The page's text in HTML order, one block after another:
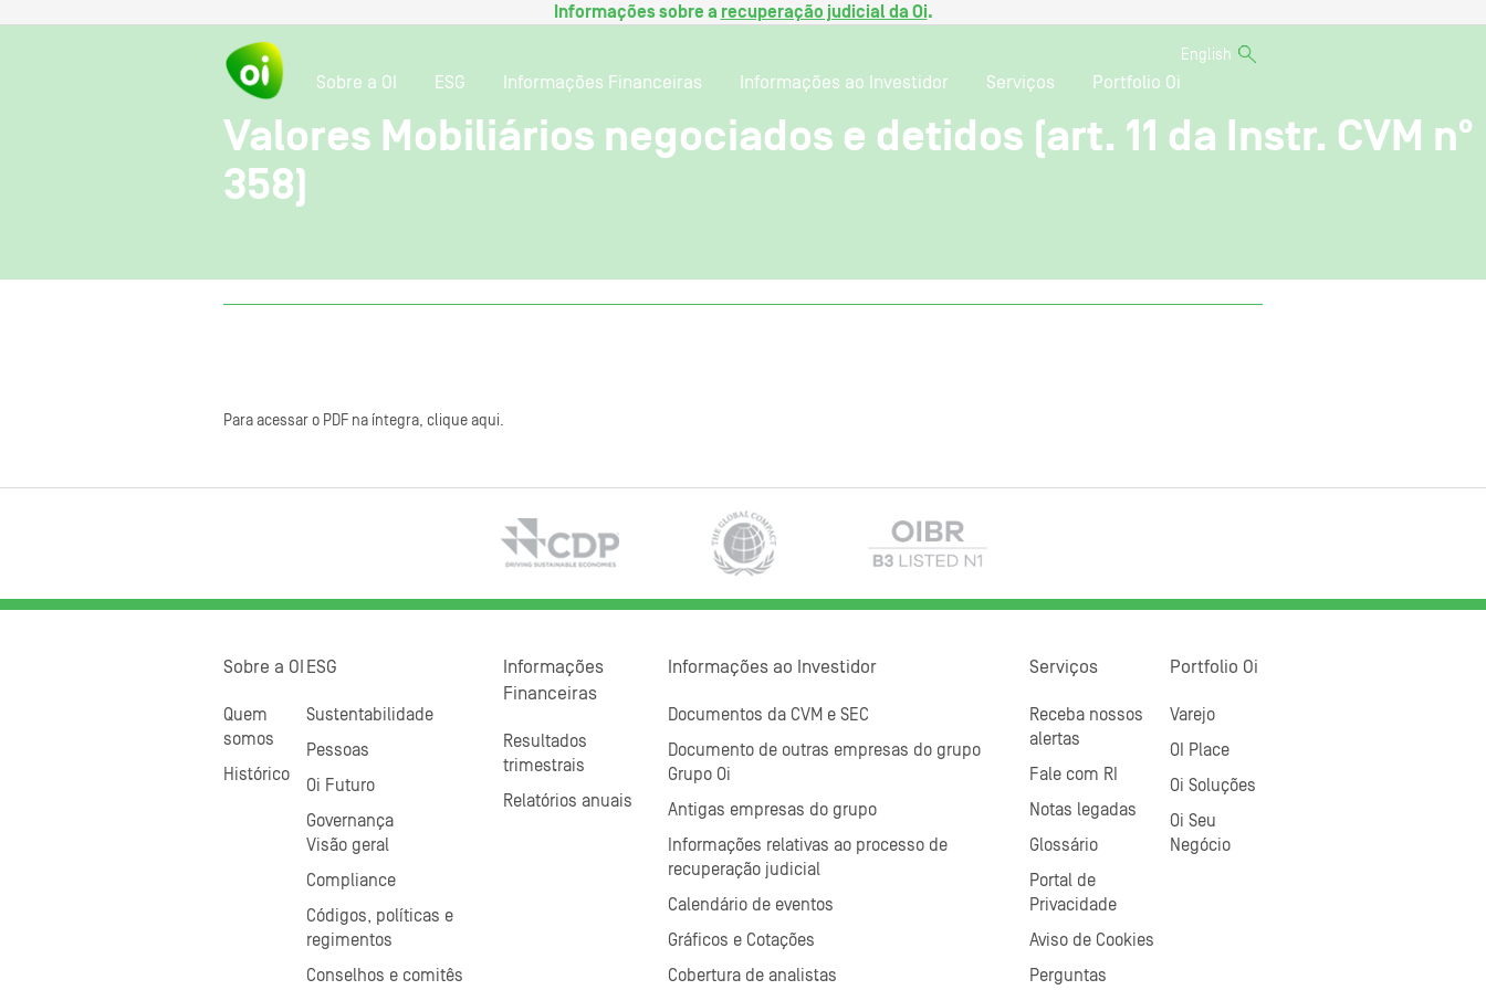
Informações sobre a recuperação judicial da Oi.
English
Sobre a OI ESG Informações Financeiras Informações ao Investidor Serviços Portfolio Oi
Valores Mobiliários negociados e detidos (art. 11 da Instr. CVM nº
358)
Para acessar o PDF na íntegra, clique aqui.
Sobre a OI
Quem
somos
Histórico
ESG
Sustentabilidade
Pessoas
Oi Futuro
Governança
Visão geral
Compliance
Códigos, políticas e
regimentos
Conselhos e comitês
Informações
Financeiras
Resultados
trimestrais
Relatórios anuais
Informações ao Investidor
Documentos da CVM e SEC
Documento de outras empresas do grupo
Grupo Oi
Antigas empresas do grupo
Informações relativas ao processo de
recuperação judicial
Calendário de eventos
Gráficos e Cotações
Cobertura de analistas
Serviços
Receba nossos
alertas
Fale com RI
Notas legadas
Glossário
Portal de
Privacidade
Aviso de Cookies
Perguntas
Portfolio Oi
Varejo
OI Place
Oi Soluções
Oi Seu
Negócio